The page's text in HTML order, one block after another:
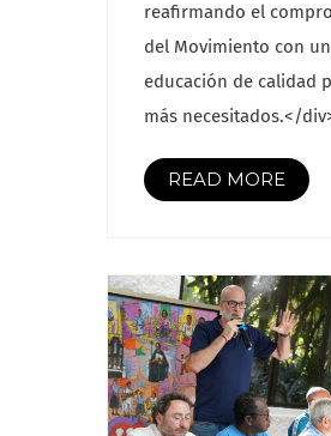
reafirmando el
del Movimiento con
educación de calidad
más necesitados.</
READ MORE